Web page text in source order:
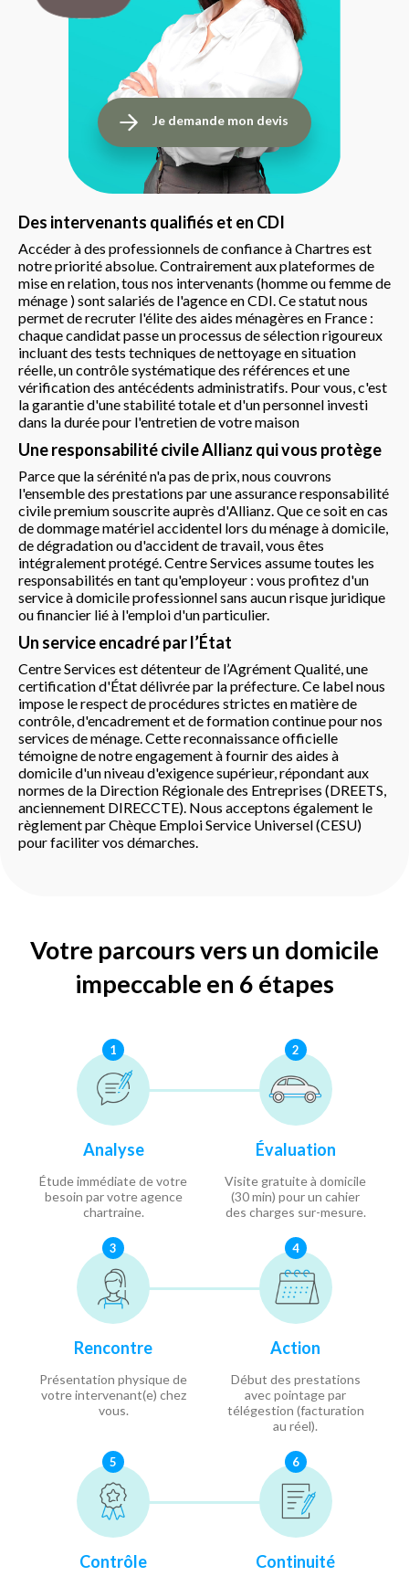
Je demande mon devis
Des intervenants qualifiés et en CDI
Accéder à des professionnels de confiance à Chartres est
notre priorité absolue. Contrairement aux plateformes de
mise en relation, tous nos intervenants (homme ou femme de
ménage ) sont salariés de l'agence en CDI. Ce statut nous
permet de recruter l'élite des aides ménagères en France :
chaque candidat passe un processus de sélection rigoureux
incluant des tests techniques de nettoyage en situation
réelle, un contrôle systématique des références et une
vérification des antécédents administratifs. Pour vous, c'est
la garantie d'une stabilité totale et d'un personnel investi
dans la durée pour l'entretien de votre maison
Une responsabilité civile Allianz qui vous protège
Parce que la sérénité n'a pas de prix, nous couvrons
l'ensemble des prestations par une assurance responsabilité
civile premium souscrite auprès d'Allianz. Que ce soit en cas
de dommage matériel accidentel lors du ménage à domicile,
de dégradation ou d'accident de travail, vous êtes
intégralement protégé. Centre Services assume toutes les
responsabilités en tant qu'employeur : vous profitez d'un
service à domicile professionnel sans aucun risque juridique
ou financier lié à l'emploi d'un particulier.
Un service encadré par l’État
Centre Services est détenteur de l’Agrément Qualité, une
certification d'État délivrée par la préfecture. Ce label nous
impose le respect de procédures strictes en matière de
contrôle, d'encadrement et de formation continue pour nos
services de ménage. Cette reconnaissance officielle
témoigne de notre engagement à fournir des aides à
domicile d'un niveau d'exigence supérieur, répondant aux
normes de la Direction Régionale des Entreprises (DREETS,
anciennement DIRECCTE). Nous acceptons également le
règlement par Chèque Emploi Service Universel (CESU)
pour faciliter vos démarches.
Votre parcours vers un domicile
impeccable en 6 étapes
1
Analyse
Étude immédiate de votre
besoin par votre agence
chartraine.
2
Évaluation
Visite gratuite à domicile
(30 min) pour un cahier
des charges sur-mesure.
3
Rencontre
Présentation physique de
votre intervenant(e) chez
vous.
4
Action
Début des prestations
avec pointage par
télégestion (facturation
au réel).
5
Contrôle
6
Continuité